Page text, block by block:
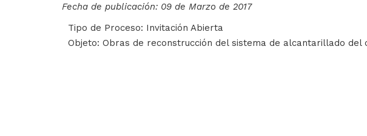
Fecha de publicación: 09 de Marzo de 2017
Tipo de Proceso: Invitación Abierta
Objeto: Obras de reconstrucción del sistema de alcantarillado